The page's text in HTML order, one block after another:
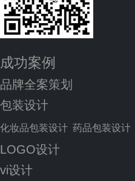
成功案例
品牌全案策划
包装设计
化妆品包装设计 药品包装设计
LOGO设计
vi设计